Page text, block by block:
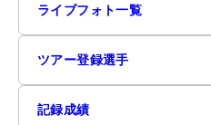
ライブフォト一覧
ツアー登録選手
記録成績